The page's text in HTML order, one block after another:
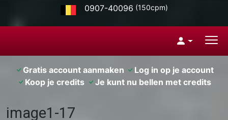
0907-40096 (150cpm)
Gratis account aanmaken
Log in op je account
Koop je credits
Je kunt nu bellen met credits
image1-17